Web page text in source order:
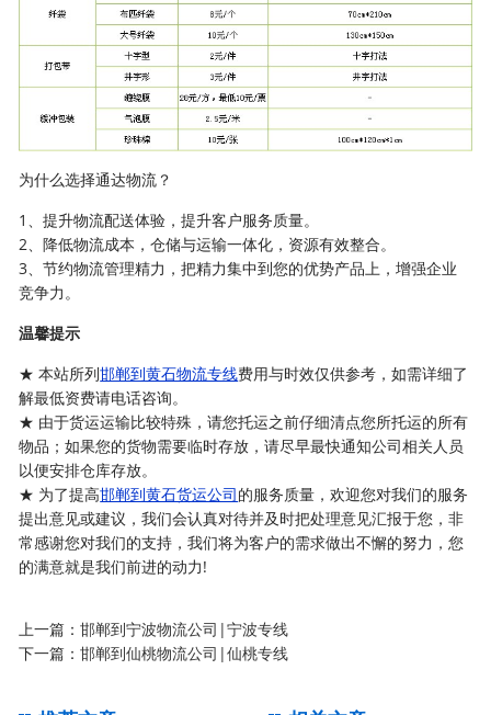
为什么选择通达物流？
1、提升物流配送体验，提升客户服务质量。
2、降低物流成本，仓储与运输一体化，资源有效整合。
3、节约物流管理精力，把精力集中到您的优势产品上，增强企业
竞争力。
温馨提示
★ 本站所列邯郸到黄石物流专线费用与时效仅供参考，如需详细了
解最低资费请电话咨询。
★ 由于货运运输比较特殊，请您托运之前仔细清点您所托运的所有
物品；如果您的货物需要临时存放，请尽早最快通知公司相关人员
以便安排仓库存放。
★ 为了提高邯郸到黄石货运公司的服务质量，欢迎您对我们的服务
提出意见或建议，我们会认真对待并及时把处理意见汇报于您，非
常感谢您对我们的支持，我们将为客户的需求做出不懈的努力，您
的满意就是我们前进的动力!
上一篇：邯郸到宁波物流公司|宁波专线
下一篇：邯郸到仙桃物流公司|仙桃专线